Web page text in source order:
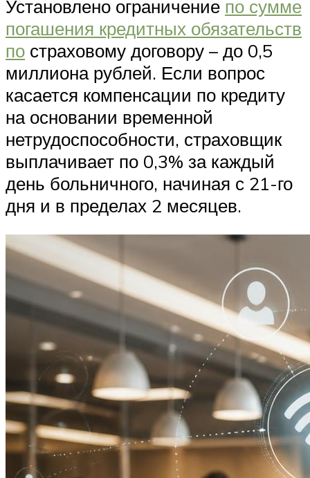
Установлено ограничение по сумме
погашения кредитных обязательств
по страховому договору – до 0,5
миллиона рублей. Если вопрос
касается компенсации по кредиту
на основании временной
нетрудоспособности, страховщик
выплачивает по 0,3% за каждый
день больничного, начиная с 21-го
дня и в пределах 2 месяцев.